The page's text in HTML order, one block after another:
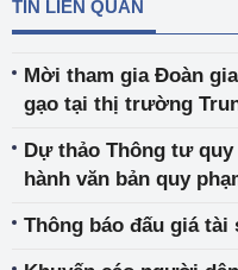
TIN LIÊN QUAN
Mời tham gia Đoàn
gạo tại thị trường
Dự thảo Thông tư
hành văn bản quy
Thông báo đấu giá tài